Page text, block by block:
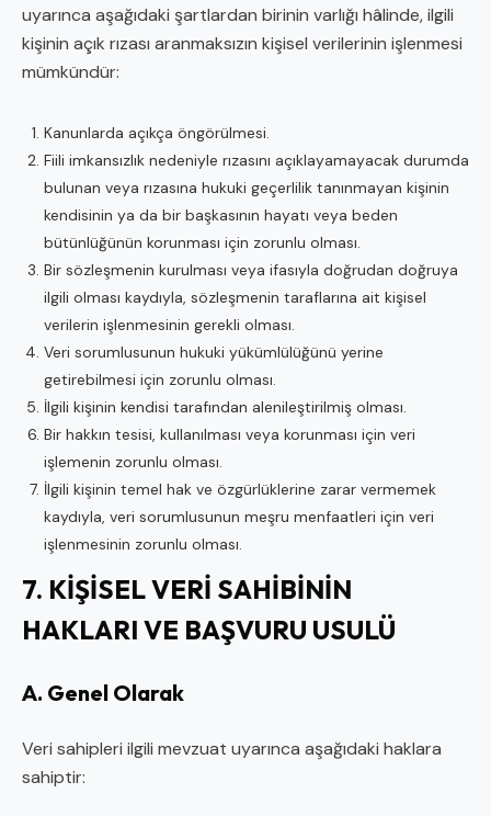
uyarınca aşağıdaki şartlardan birinin varlığı hâlinde, ilgili
kişinin açık rızası aranmaksızın kişisel verilerinin işlenmesi
mümkündür:
Kanunlarda açıkça öngörülmesi.
Fiili imkansızlık nedeniyle rızasını açıklayamayacak durumda
bulunan veya rızasına hukuki geçerlilik tanınmayan kişinin
kendisinin ya da bir başkasının hayatı veya beden
bütünlüğünün korunması için zorunlu olması.
Bir sözleşmenin kurulması veya ifasıyla doğrudan doğruya
ilgili olması kaydıyla, sözleşmenin taraflarına ait kişisel
verilerin işlenmesinin gerekli olması.
Veri sorumlusunun hukuki yükümlülüğünü yerine
getirebilmesi için zorunlu olması.
İlgili kişinin kendisi tarafından alenileştirilmiş olması.
Bir hakkın tesisi, kullanılması veya korunması için veri
işlemenin zorunlu olması.
İlgili kişinin temel hak ve özgürlüklerine zarar vermemek
kaydıyla, veri sorumlusunun meşru menfaatleri için veri
işlenmesinin zorunlu olması.
7. KİŞİSEL VERİ SAHİBİNİN
HAKLARI VE BAŞVURU USULÜ
A. Genel Olarak
Veri sahipleri ilgili mevzuat uyarınca aşağıdaki haklara
sahiptir: